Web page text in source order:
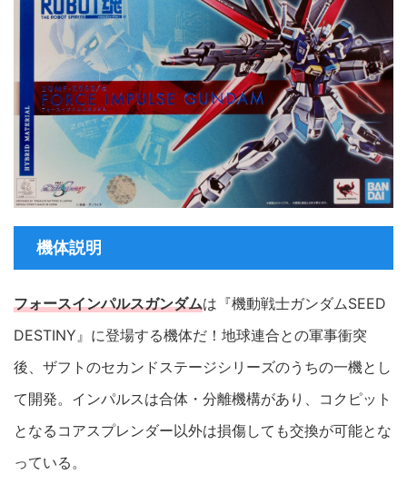
機体説明
フォースインパルスガンダムは『機動戦士ガンダムSEED
DESTINY』に登場する機体だ！地球連合との軍事衝突
後、ザフトのセカンドステージシリーズのうちの一機とし
て開発。インパルスは合体・分離機構があり、コクピット
となるコアスプレンダー以外は損傷しても交換が可能とな
っている。